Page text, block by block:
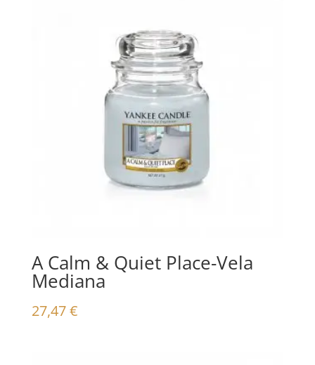
A Calm & Quiet Place-Vela
Mediana
27,47€